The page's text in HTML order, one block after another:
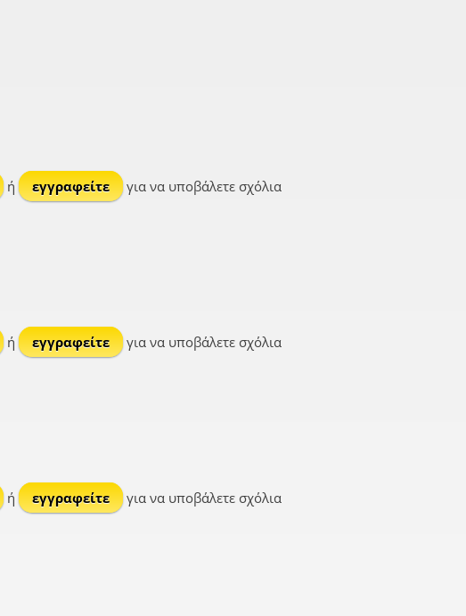
ή εγγραφείτε για να υποβάλετε σχόλια
ή εγγραφείτε για να υποβάλετε σχόλια
ή εγγραφείτε για να υποβάλετε σχόλια